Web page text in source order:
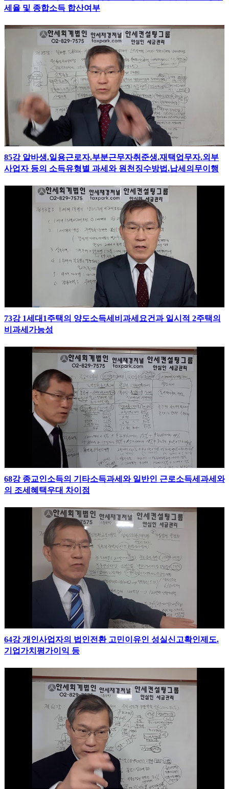
세율 및 종합소득 합산여부
85강 알바생.일용근로자.부분근무자취준생.재택업무자.외부
사업자 등의 소득유형별 과세와 원천징수방법.납세의무이행
73강 1세대1주택의 양도소득세비과세요건과 일시적 2주택의
비과세가능성
68강 종교인소득의 기타소득과세와 일반인 근로소득세과세와
의 조세혜택우대 차이점
64강 개인사업자의 법인전환 고민이유인 성실신고확인제도.
기업가치평가이익 등